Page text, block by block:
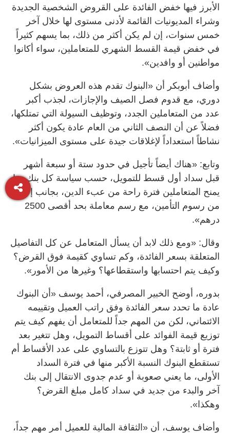
الأبرز فيها خفض الفائدة على القروض الشخصية الجديدة
وشراء المديونيات القائمة لأدنى مستوى لها خلال آخر
خمس سنوات، إن لم يكن أكثر من ذلك، بما يسهم كثيراً
في خفض قيمة القسط الشهري للمتعاملين، سواء أكانوا
مواطنين أو وافدين».
وأضاف أبوبكر أن «البنوك تقدم هذه العروض بشكل
دوري، مع قدوم فصل الصيف والإجازات، لجذب أكبر
عدد من المتعاملين الجدد، وتوظيف السيولة التي تمتلكها،
فضلاً عن أن النصف الثاني من العام عادة يكون أكثر
نشاطاً استعداداً لإغلاقات جيدة على مستوى الميزانيات».
وتابع: «هناك أيضاً تأجيل في حدود ستة أو سبعة أشهر
قبل سداد أول قسط للتمويل، حسب سياسة كل بنك، ما
يمنح المتعاملين فترة راحة من عبء الدين، بجانب إعفاء
من رسوم التأمين، مع رسم معاملة بحد أقصى 2500
درهم».
وقال: «ومع ذلك لابد أن يسأل المتعامل عن كل التفاصيل
المتعلقة بسعر الفائدة، وكم تساوي كقيمة فوق القرض؟
وكيف يتم احتسابها واستقطاعها؟ وغيرها من الأمور».
بدوره، أوضح الخبير المصرفي، أحمد يوسف «أن البنوك
عادة ما تحدد سعر الفائدة وفق راتب العميل وتقييمه
الائتماني، لكن من المهم جداً للمتعامل أن يفهم كيف يتم
توزيع قيمة الفوائد على أقساط التمويل، وهل تتغير بعد
فترة أو ثابتة؟ وهل تتوزع بالتساوي على عدد الأقساط أم
تستقطع البنوك النسبة الأكبر منها في فترة السداد
الأولى، ما يعني صعوبة أو عدم جدوى الانتقال إلى بنك
آخر والبدء من جديد في سداد كامل مبلغ القرض؟
وهكذا».
وأضاف يوسف، أن «الثقافة المالية للعميل أمر مهم جداً،